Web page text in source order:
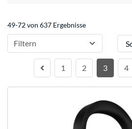
49-72 von 637 Ergebnisse
Filtern
1 2 3 4